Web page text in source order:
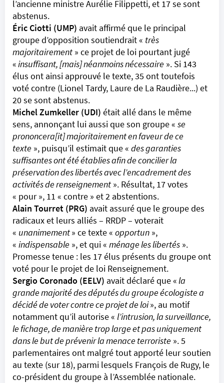
l’ancienne ministre Aurélie Filippetti, et 17 se sont
abstenus.
Éric Ciotti (UMP) avait affirmé que le principal
groupe d’opposition soutiendrait « très
majoritairement » ce projet de loi pourtant jugé
«insuffisant, [mais] néanmoins nécessaire ». Si 143
élus ont ainsi approuvé le texte, 35 ont toutefois
voté contre (Lionel Tardy, Laure de La Raudière...) et
20 se sont abstenus.
Michel Zumkeller (UDI) était allé dans le même
sens, annonçant lui aussi que son groupe « se
prononcera[it] majoritairement en faveur de ce
texte », puisqu’il estimait que « des garanties
suffisantes ont été établies afin de concilier la
préservation des libertés avec l’encadrement des
activités de renseignement ». Résultat, 17 votes
« pour », 11 « contre » et 2 abstentions.
Alain Tourret (PRG) avait assuré que le groupe des
radicaux et leurs alliés – RRDP – voterait
« unanimement» ce texte « opportun »,
« indispensable », et qui « ménage les libertés ».
Promesse tenue : les 17 élus présents du groupe ont
voté pour le projet de loi Renseignement.
Sergio Coronado (EELV) avait déclaré que «la
grande majorité des députés du groupe écologiste a
décidé de voter contre ce projet de loi», au motif
notamment qu’il autorise « l’intrusion, la surveillance,
le fichage, de manière trop large et pas uniquement
dans le but de prévenir la menace terroriste ». 5
parlementaires ont malgré tout apporté leur soutien
au texte (sur 18), parmi lesquels François de Rugy, le
co-président du groupe à l’Assemblée nationale.